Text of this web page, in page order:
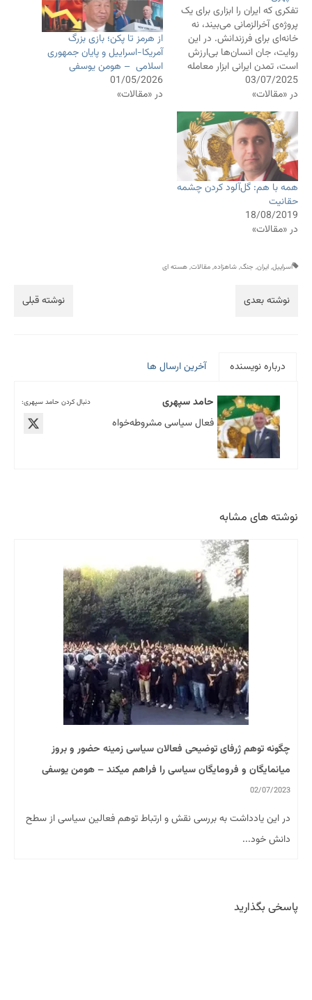
تفکری که ایران را ابزاری برای یک
پروژه‌ی آخرالزمانی می‌بیند، نه
خانه‌ای برای فرزندانش. در این
روایت، جان انسان‌ها بی‌ارزش
است، تمدن ایرانی ابزار معامله
است، و بمب اتم نه کابوسی که
باید از آن گریخت، بلکه فانتزی
کودکانه‌ای است که با آن خیال
برتری دارند. زمان آن رسیده که…
03/07/2025
در «مقالات»
از هرمز تا پکن؛ بازی بزرگ
آمریکا-اسراییل و پایان جمهوری
اسلامی – هومن یوسفی
01/05/2026
در «مقالات»
همه با هم: گل‌آلود کردن چشمه
حقانیت
18/08/2019
در «مقالات»
اسراییل, ایران, جنگ, شاهزاده, مقالات, هسته ای
نوشته قبلی نوشته بعدی
درباره نویسنده آخرین ارسال ها
دنبال کردن حامد سپهری:
حامد سپهری
فعال سیاسی مشروطه‌خواه
نوشته های مشابه
چگونه توهم ژرفای توضیحی فعالان سیاسی زمینه حضور و بروز
میانمایگان و فرومایگان سیاسی را فراهم میکند – هومن یوسفی
02/07/2023
در این یادداشت به بررسی نقش و ارتباط توهم فعالین سیاسی از سطح
دانش خود...
پاسخی بگذارید